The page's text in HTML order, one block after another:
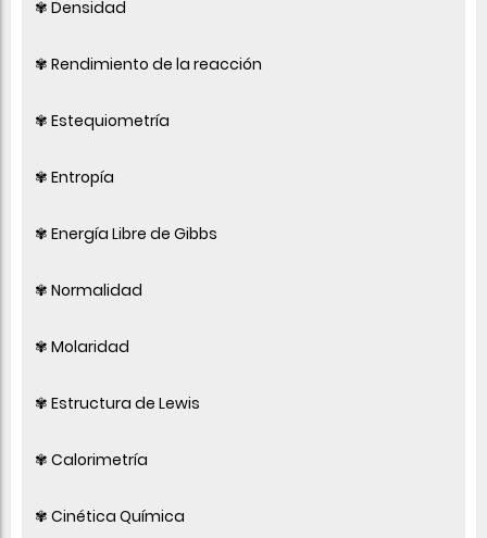
✾ Densidad
✾ Rendimiento de la reacción
✾ Estequiometría
✾ Entropía
✾ Energía Libre de Gibbs
✾ Normalidad
✾ Molaridad
✾ Estructura de Lewis
✾ Calorimetría
✾ Cinética Química